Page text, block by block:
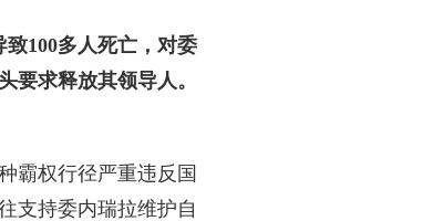
100多人死亡，对委
要求释放其领导人。
霸权行径严重违反国
支持委内瑞拉维护自